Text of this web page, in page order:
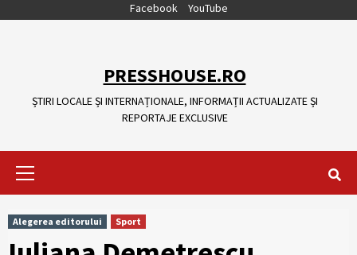
Facebook YouTube
PRESSHOUSE.RO
ȘTIRI LOCALE ȘI INTERNAȚIONALE, INFORMAȚII ACTUALIZATE ȘI
REPORTAJE EXCLUSIVE
Alegerea editorului Sport